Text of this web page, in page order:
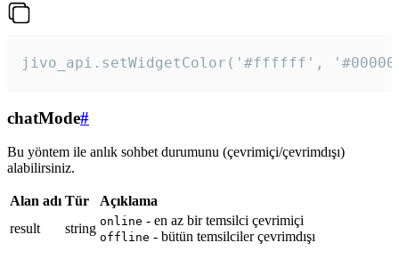
jivo_api.setWidgetColor('#ffffff',
chatMode#
Bu yöntem ile anlık sohbet durumunu (çevrimiçi/çevrimdışı)
alabilirsiniz.
Alan adı Tür
Açıklama
result
string online - en az bir temsilci çevrimiçi
offline - bütün temsilciler çevrimdışı